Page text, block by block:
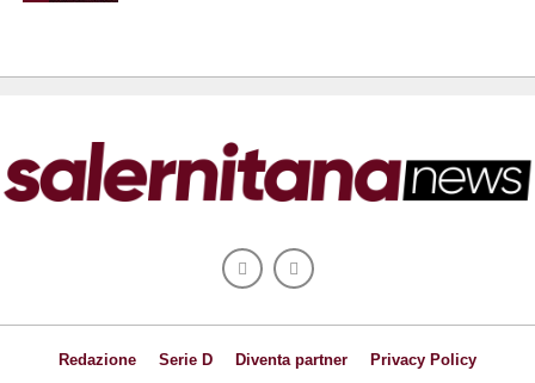
Redazione Serie D Diventa partner
Privacy Policy